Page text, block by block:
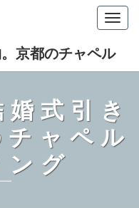
京都のチャペル
式引き
ャペル
ング